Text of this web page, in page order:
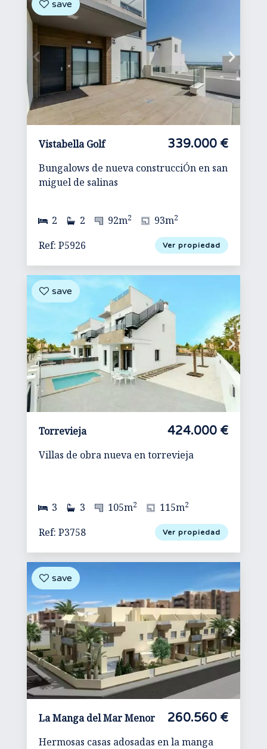
Vistabella Golf 339.000 €
Bungalows de nueva construcciÓn en san
miguel de salinas
2 2 92m2 93m2
Ref: P5926 Ver propiedad
Torrevieja 424.000 €
Villas de obra nueva en torrevieja
3 3 105m2 115m2
Ref: P3758 Ver propiedad
La Manga del Mar Menor 260.560 €
Hermosas casas adosadas en la manga